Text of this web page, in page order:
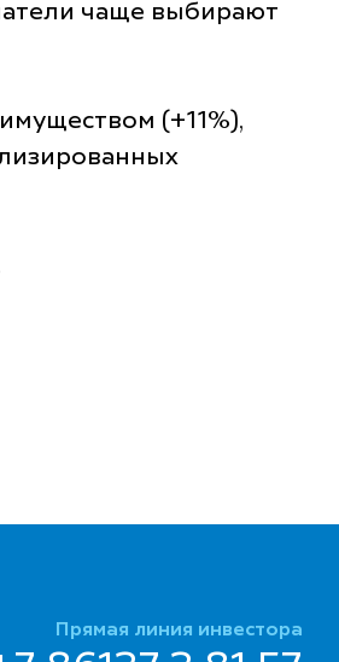
чаще выбирают
(+11%),
Прямая линия инвестора